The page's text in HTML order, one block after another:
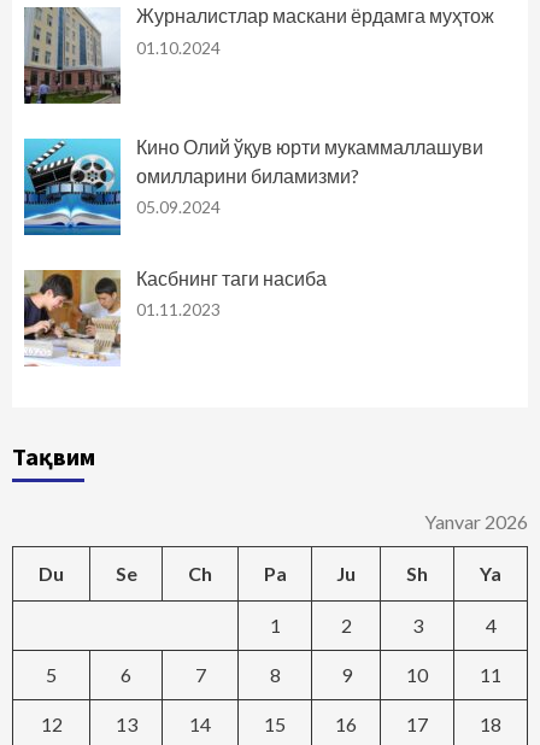
Журналистлар маскани ёрдамга муҳтож
01.10.2024
Кино Олий ўқув юрти мукаммаллашуви
омилларини биламизми?
05.09.2024
Касбнинг таги насиба
01.11.2023
Тақвим
Yanvar 2026
Du Se Ch Pa Ju Sh Ya
1 2 3 4
5 6 7 8 9 10 11
12 13 14 15 16 17 18